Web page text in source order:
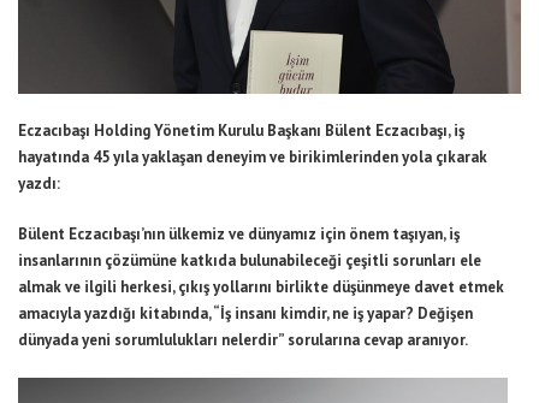
Eczacıbaşı Holding Yönetim Kurulu Başkanı Bülent Eczacıbaşı, iş
hayatında 45 yıla yaklaşan deneyim ve birikimlerinden yola çıkarak
yazdı:
Bülent Eczacıbaşı’nın ülkemiz ve dünyamız için önem taşıyan, iş
insanlarının çözümüne katkıda bulunabileceği çeşitli sorunları ele
almak ve ilgili herkesi, çıkış yollarını birlikte düşünmeye davet etmek
amacıyla yazdığı kitabında, “İş insanı kimdir, ne iş yapar? Değişen
dünyada yeni sorumlulukları nelerdir” sorularına cevap aranıyor.